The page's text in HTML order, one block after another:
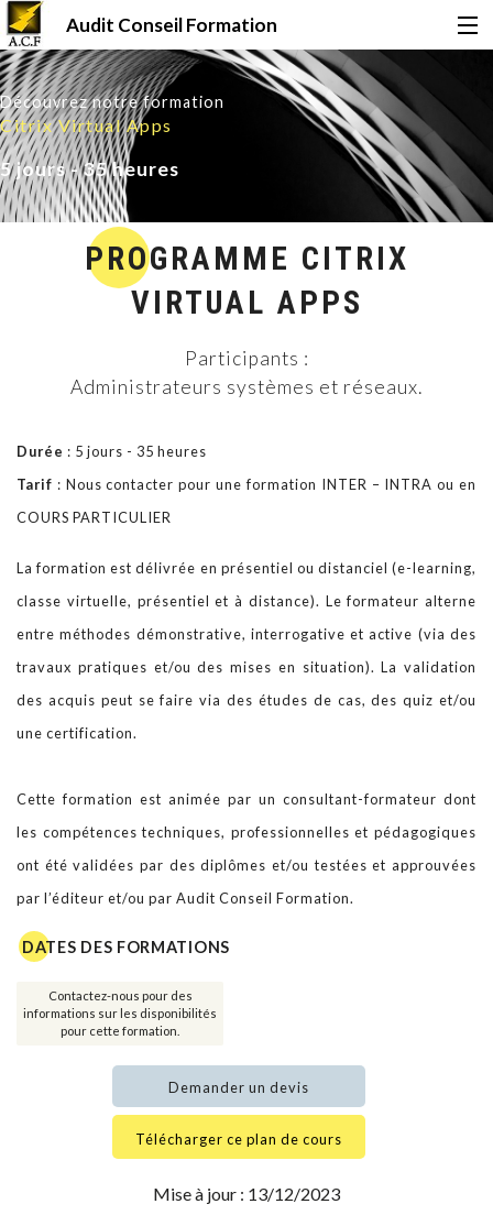
Audit Conseil Formation
Accueil
Formations
Certifications
Financement
Qui sommes-nous ?
Découvrez notre formation
Citrix Virtual Apps
5 jours - 35 heures
PROGRAMME CITRIX
VIRTUAL APPS
Participants :
Administrateurs systèmes et réseaux.
Durée : 5 jours - 35 heures
Tarif : Nous contacter pour une formation INTER – INTRA ou en
COURS PARTICULIER
La formation est délivrée en présentiel ou distanciel (e-learning,
classe virtuelle, présentiel et à distance). Le formateur alterne
entre méthodes démonstrative, interrogative et active (via des
travaux pratiques et/ou des mises en situation). La validation
des acquis peut se faire via des études de cas, des quiz et/ou
une certification.
Cette formation est animée par un consultant-formateur dont
les compétences techniques, professionnelles et pédagogiques
ont été validées par des diplômes et/ou testées et approuvées
par l’éditeur et/ou par Audit Conseil Formation.
DATES DES FORMATIONS
Contactez-nous pour des
informations sur les disponibilités
pour cette formation.
Demander un devis
Télécharger ce plan de cours
Mise à jour : 13/12/2023